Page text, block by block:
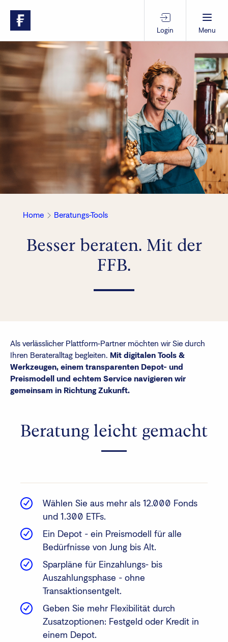
Login Menu
Beratungs-Tools
Anlagethemen
Anlagestrategien
Geschäftserfolg
Ansprechpartner
Login
Home Beratungs-Tools
Besser beraten. Mit der
FFB.
Als verlässlicher Plattform-Partner möchten wir Sie durch
Ihren Berateralltag begleiten. Mit digitalen Tools &
Werkzeugen, einem transparenten Depot- und
Preismodell und echtem Service navigieren wir
gemeinsam in Richtung Zukunft.
Beratung leicht gemacht
Wählen Sie aus mehr als 12.000 Fonds
und 1.300 ETFs.
Ein Depot - ein Preismodell für alle
Bedürfnisse von Jung bis Alt.
Sparpläne für Einzahlungs- bis
Auszahlungsphase - ohne
Transaktionsentgelt.
Geben Sie mehr Flexibilität durch
Zusatzoptionen: Festgeld oder Kredit in
einem Depot.